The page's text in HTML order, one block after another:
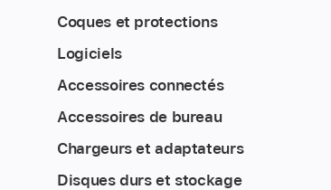
Coques et protections
Logiciels
Accessoires connectés
Accessoires de bureau
Chargeurs et adaptateurs
Disques durs et stockage